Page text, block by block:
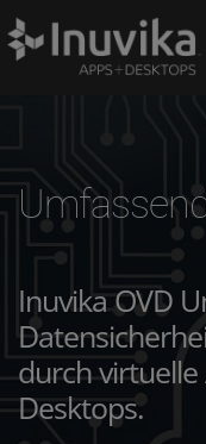
Inuvika OVD
durch
Desktops.